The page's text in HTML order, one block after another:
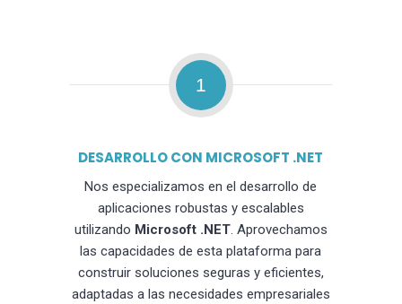
1
DESARROLLO CON MICROSOFT .NET
Nos especializamos en el desarrollo de
aplicaciones robustas y escalables
utilizando Microsoft .NET. Aprovechamos
las capacidades de esta plataforma para
construir soluciones seguras y eficientes,
adaptadas a las necesidades empresariales